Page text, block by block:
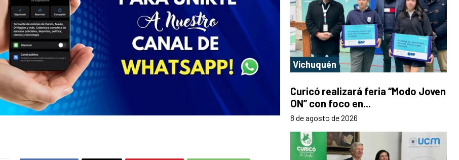
Vichuquén
Curicó realizará feria “Modo Joven
ON” con foco en...
8 de agosto de 2026